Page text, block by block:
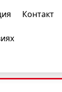
Контакт